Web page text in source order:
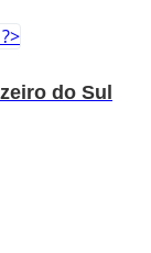
?>
do Sul